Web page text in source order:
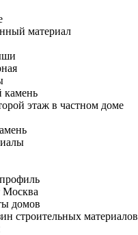
материал
камень
этаж в частном доме
Москва
домов
строительных материалов